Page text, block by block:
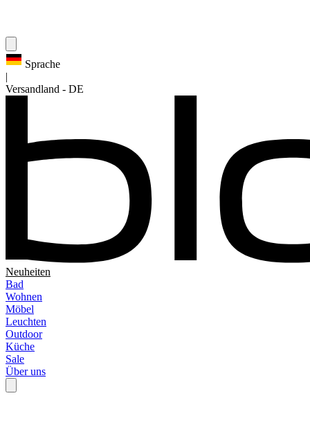
Sprache
Versandland - DE
Neuheiten
Bad
Wohnen
Möbel
Leuchten
Outdoor
Küche
Sale
Über uns